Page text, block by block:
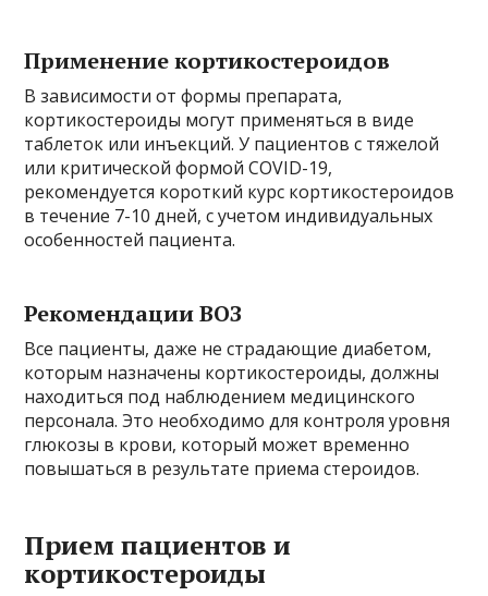
Применение кортикостероидов
В зависимости от формы препарата,
кортикостероиды могут применяться в виде
таблеток или инъекций. У пациентов с тяжелой
или критической формой COVID-19,
рекомендуется короткий курс кортикостероидов
в течение 7-10 дней, с учетом индивидуальных
особенностей пациента.
Рекомендации ВОЗ
Все пациенты, даже не страдающие диабетом,
которым назначены кортикостероиды, должны
находиться под наблюдением медицинского
персонала. Это необходимо для контроля уровня
глюкозы в крови, который может временно
повышаться в результате приема стероидов.
Прием пациентов и
кортикостероиды